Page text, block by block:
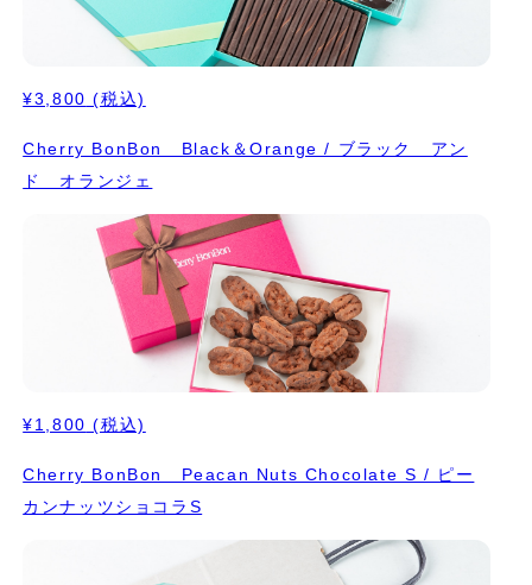
¥3,800 (税込)
Cherry BonBon Black＆Orange / ブラック アン
ド オランジェ
¥1,800 (税込)
Cherry BonBon Peacan Nuts Chocolate S / ピー
カンナッツショコラS